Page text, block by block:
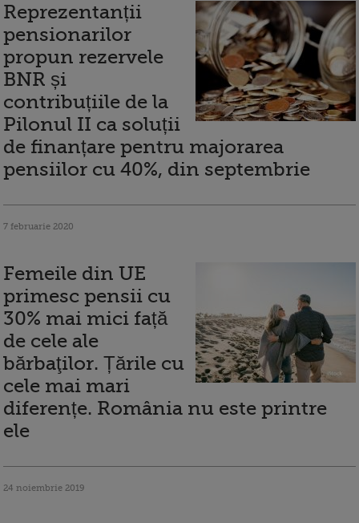
Reprezentanții
pensionarilor
propun rezervele
BNR și
contribuțiile de la
Pilonul II ca soluții
de finanțare pentru majorarea
pensiilor cu 40%, din septembrie
7 februarie 2020
Femeile din UE
primesc pensii cu
30% mai mici față
de cele ale
bărbaţilor. Țările cu
cele mai mari
diferențe. România nu este printre
ele
24 noiembrie 2019